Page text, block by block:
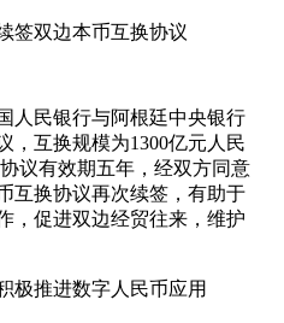
签双边本币互换协议
人民银行与阿根廷中央银行
，互换规模为1300亿元人民
议有效期五年，经双方同意
互换协议再次续签，有助于
，促进双边经贸往来，维护
极推进数字人民币应用